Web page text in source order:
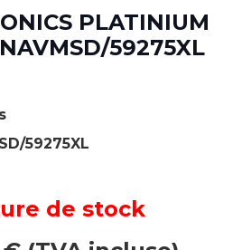
PLATINIUM
59275XL
59275XL
de stock